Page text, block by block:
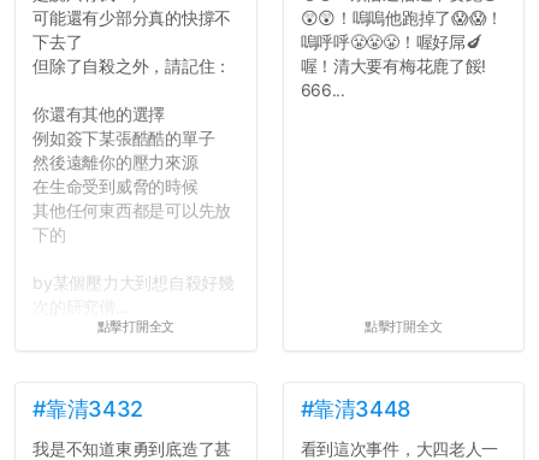
可能還有少部分真的快撐不
下去了
但除了自殺之外，請記住：
你還有其他的選擇
例如簽下某張酷酷的單子
然後遠離你的壓力來源
在生命受到威脅的時候
其他任何東西都是可以先放
下的
by某個壓力大到想自殺好幾
點擊打開全文
😲😲！嗚嗚他跑掉了😱😱！
嗚呼呼😤😤😤！喔好屌🍆
喔！清大要有梅花鹿了餒!
666...
點擊打開全文
#靠清3432
我是不知道東勇到底造了甚
#靠清3448
看到這次事件，大四老人一